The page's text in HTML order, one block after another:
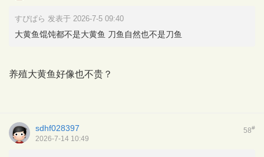
すぴぱら 发表于 2026-7-5 09:40
大黄鱼馄饨都不是大黄鱼 刀鱼自然也不是刀鱼
养殖大黄鱼好像也不贵？
58#
sdhf028397
2026-7-14 10:49